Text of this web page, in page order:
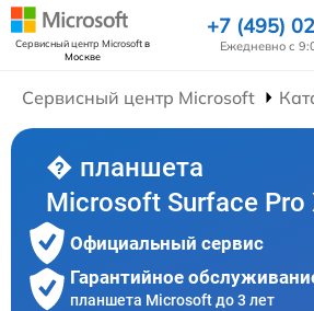
Сервисный центр Microsoftв
Москве
+7 (495)
Ежедневно с
Сервисный центр Microsoft
� планшета
Microsoft Surface Pro
Официальный сервис
Гарантийное
планшета Microsoft до 3 лет